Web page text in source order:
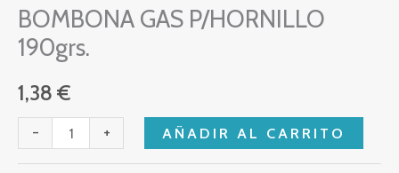
BOMBONA GAS P/HORNILLO
190grs.
1,38 €
- + AÑADIR AL CARRITO